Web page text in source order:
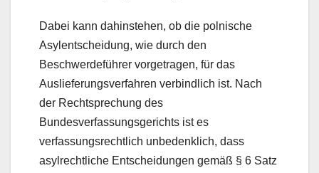
Dabei kann dahinstehen, ob die polnische
Asylentscheidung, wie durch den
Beschwerdeführer vorgetragen, für das
Auslieferungsverfahren verbindlich ist. Nach
der Rechtsprechung des
Bundesverfassungsgerichts ist es
verfassungsrechtlich unbedenklich, dass
asylrechtliche Entscheidungen gemäß § 6 Satz